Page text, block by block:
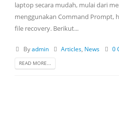
laptop secara mudah, mulai dari
menggunakan Command Prompt,
file recovery. Berikut...
Byadmin Articles, News 0
READ MORE...